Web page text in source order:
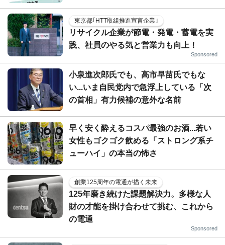
東京都｢HTT取組推進宣言企業｣
リサイクル企業が節電・発電・蓄電を実
践、社員のやる気と営業力も向上！
Sponsored
小泉進次郎氏でも、高市早苗氏でもな
い...いま自民党内で急浮上している「次
の首相」有力候補の意外な名前
早く安く酔えるコスパ最強のお酒...若い
女性もゴクゴク飲める「ストロング系チ
ューハイ」の本当の怖さ
創業125周年の電通が描く未来
125年磨き続けた課題解決力。多様な人
財の才能を掛け合わせて挑む、これから
の電通
Sponsored